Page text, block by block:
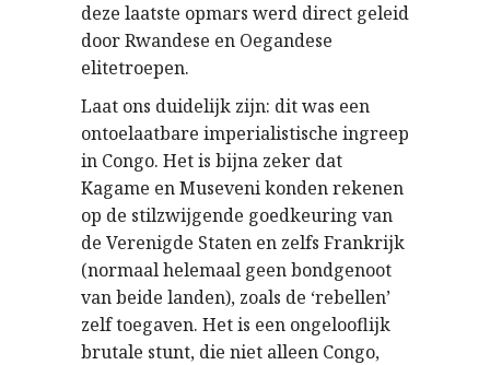
deze laatste opmars werd direct geleid
door Rwandese en Oegandese
elitetroepen.
Laat ons duidelijk zijn: dit was een
ontoelaatbare imperialistische ingreep
in Congo. Het is bijna zeker dat
Kagame en Museveni konden rekenen
op de stilzwijgende goedkeuring van
de Verenigde Staten en zelfs Frankrijk
(normaal helemaal geen bondgenoot
van beide landen), zoals de ‘rebellen’
zelf toegaven. Het is een ongelooflijk
brutale stunt, die niet alleen Congo,